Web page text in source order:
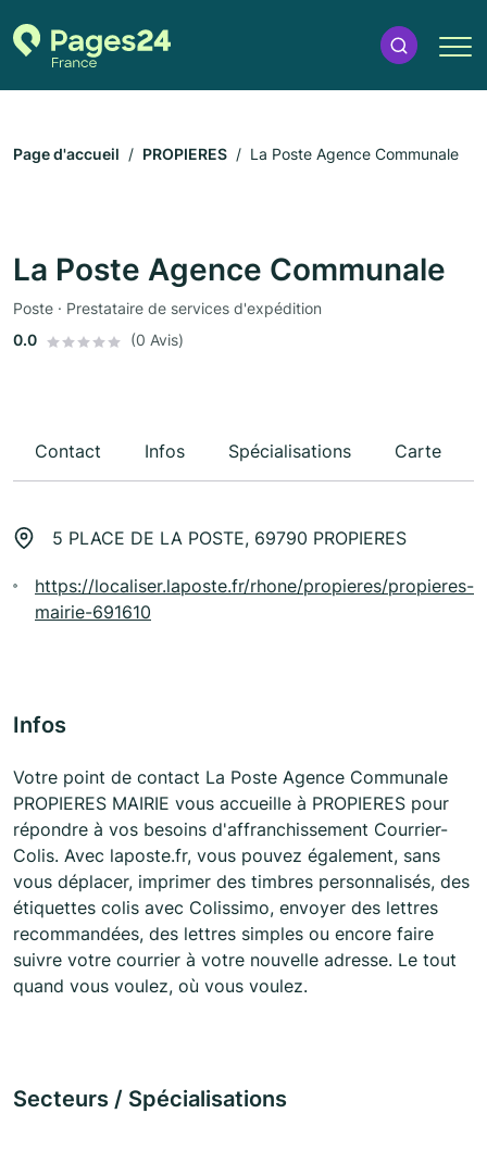
Page d'accueil PROPIERES La Poste Agence Communale
La Poste Agence Communale
Poste · Prestataire de services d'expédition
0.0
(0 Avis)
Contact Infos Spécialisations Carte
5 PLACE DE LA POSTE, 69790 PROPIERES
https://localiser.laposte.fr/rhone/propieres/propieres-
mairie-691610
Infos
Votre point de contact La Poste Agence Communale
PROPIERES MAIRIE vous accueille à PROPIERES pour
répondre à vos besoins d'affranchissement Courrier-
Colis. Avec laposte.fr, vous pouvez également, sans
vous déplacer, imprimer des timbres personnalisés, des
étiquettes colis avec Colissimo, envoyer des lettres
recommandées, des lettres simples ou encore faire
suivre votre courrier à votre nouvelle adresse. Le tout
quand vous voulez, où vous voulez.
Secteurs / Spécialisations